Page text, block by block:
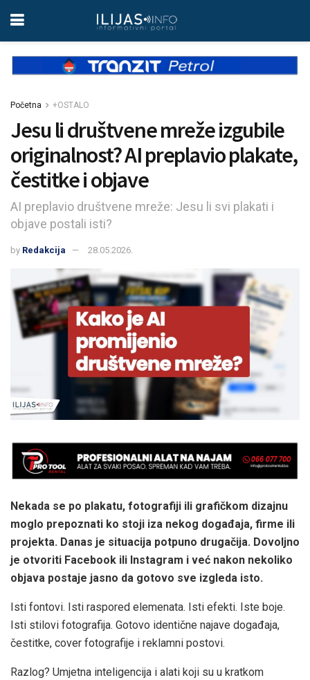
Početna +OSTALO
Jesu li društvene mreže izgubile
originalnost? AI preplavio plakate,
čestitke i objave
AI preplavio društvene mreže: Jesu li svi plakati i
objave postali isti?
by Redakcija 28.05.2026.
Nekada se po plakatu, fotografiji ili grafičkom dizajnu
moglo prepoznati ko stoji iza nekog događaja, firme ili
projekta. Danas je situacija potpuno drugačija. Dovoljno
je otvoriti Facebook ili Instagram i već nakon nekoliko
objava postaje jasno da gotovo sve izgleda isto.
Isti fontovi. Isti raspored elemenata. Isti efekti. Iste boje.
Isti stilovi fotografija. Gotovo identične najave događaja,
čestitke, cover fotografije i reklamni postovi.
Razlog? Umjetna inteligencija i alati koji su u kratkom